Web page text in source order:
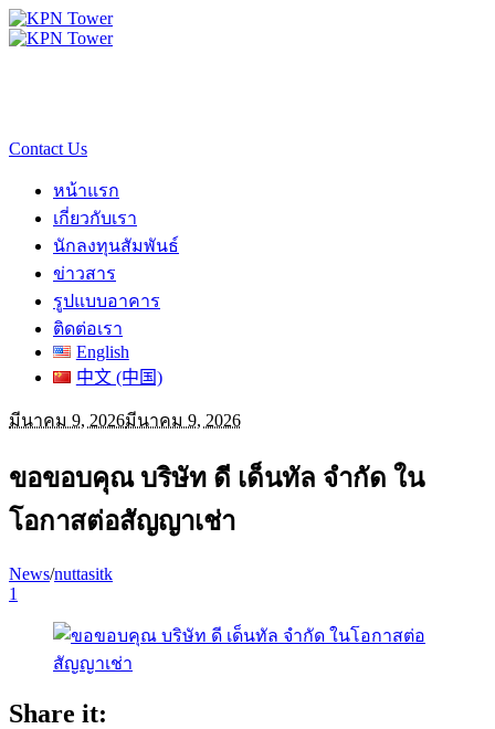
Contact Us
หน้าแรก
เกี่ยวกับเรา
นักลงทุนสัมพันธ์
ข่าวสาร
รูปแบบอาคาร
ติดต่อเรา
English
中文 (中国)
มีนาคม 9, 2026มีนาคม 9, 2026
ขอขอบคุณ บริษัท ดี เด็นทัล จำกัด ใน
โอกาสต่อสัญญาเช่า
News/nuttasitk
1
Share it: